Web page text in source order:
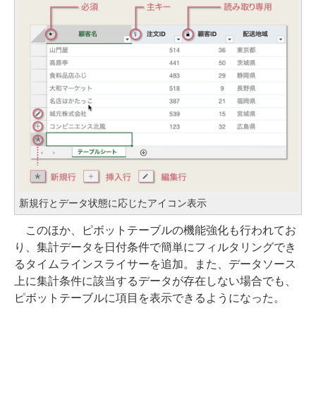
新規行とデータ状態に応じたアイコン表示
このほか、ピボットテーブルの機能強化も行われてお
り、集計データを日付条件で簡単にフィルタリングでき
るタイムラインスライサーを追加。また、データソース
上に集計条件に該当するデータが存在しない場合でも、
ピボットテーブルに項目を表示できるようになった。